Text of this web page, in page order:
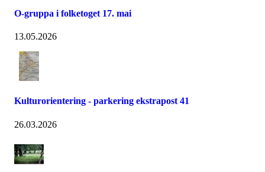
O-gruppa i folketoget 17. mai
13.05.2026
Kulturorientering - parkering ekstrapost 41
26.03.2026